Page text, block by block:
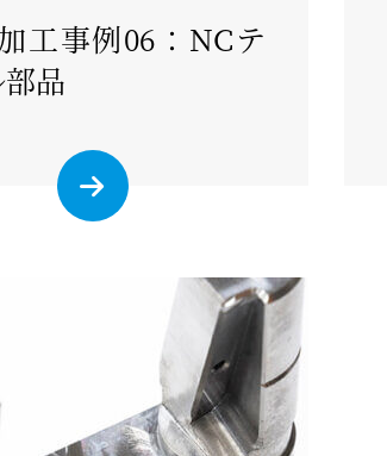
工事例06：NCテ
品